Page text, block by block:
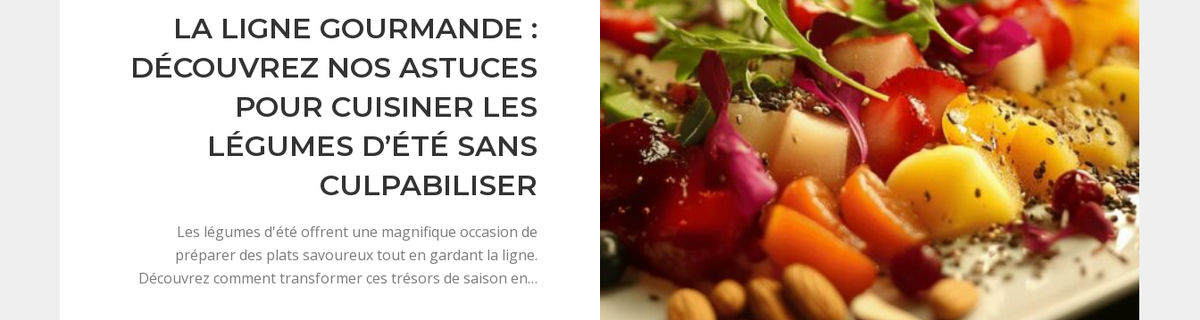
LA LIGNE GOURMANDE :
DÉCOUVREZ NOS ASTUCES
POUR CUISINER LES
LÉGUMES D’ÉTÉ SANS
CULPABILISER
Les légumes d'été offrent une magnifique occasion de
préparer des plats savoureux tout en gardant la ligne.
Découvrez comment transformer ces trésors de saison en…